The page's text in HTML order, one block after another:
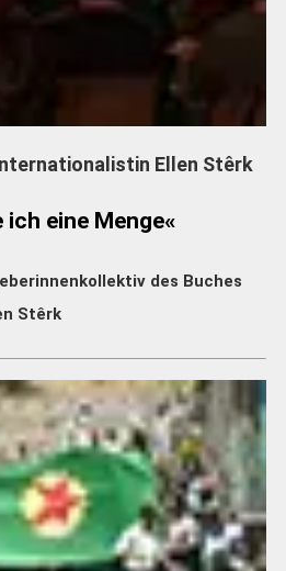
Ellen Stêrk
eine Menge«
des Buches
Stêrk